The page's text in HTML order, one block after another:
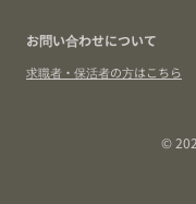
お問い合わせについて
求職者・保活者の方はこちら
©